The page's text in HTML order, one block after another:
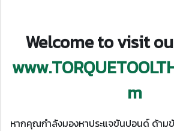
Welcome to visit
m
หากคุณกำลังมองหาประแจขันปอนด์ ด้าม